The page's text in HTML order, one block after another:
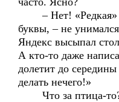
– Нет! «Редкая» –
буквы, – не
Яндекс высыпал
А кто-то даже
долетит до
делать нечего!»
Что за птица-